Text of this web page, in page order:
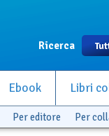
Ricerca
Ebook Libri
Per editore Per